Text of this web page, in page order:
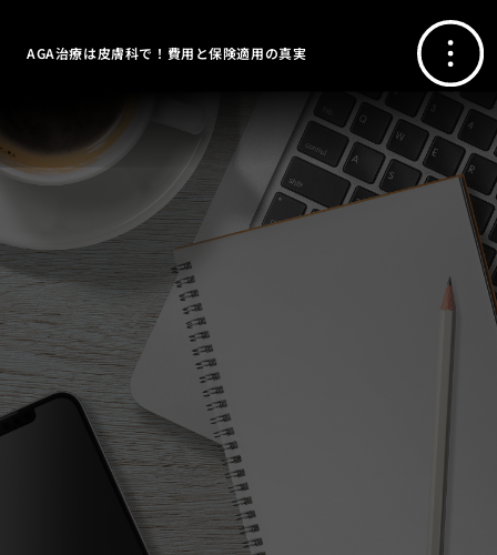
AGA治療は皮膚科で！費用と保険適用の真実